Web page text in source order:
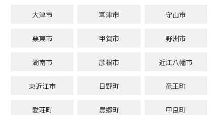
大津市 草津市 守山市
栗東市 甲賀市 野洲市
湖南市 彦根市 近江八幡市
東近江市 日野町 竜王町
愛荘町 豊郷町 甲良町